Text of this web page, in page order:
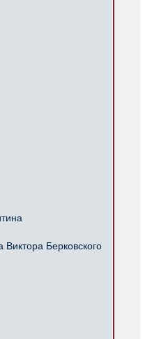
Берковского